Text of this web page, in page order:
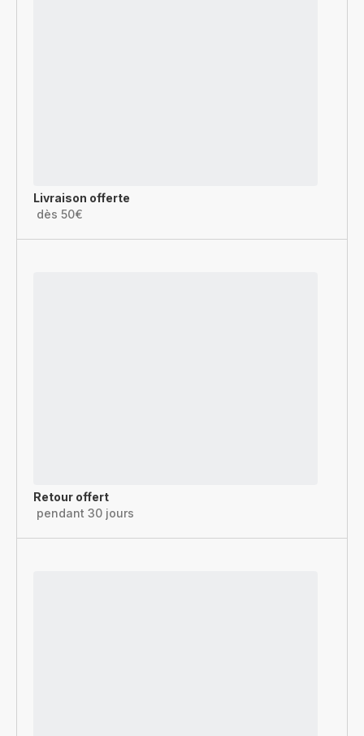
Livraison offerte
dès 50€
Retour offert
pendant 30 jours